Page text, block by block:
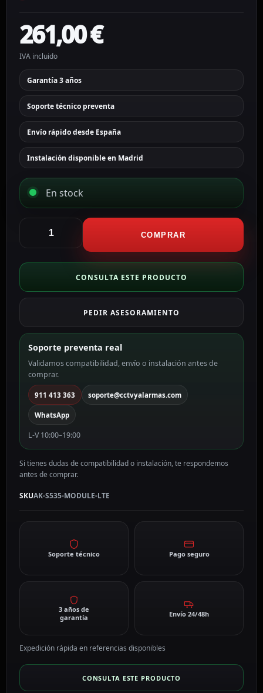
261,00€
IVA incluido
Garantía 3 años
Soporte técnico preventa
Envío rápido desde España
Instalación disponible en Madrid
En stock
Módulo
para
videoportero
AK-
S535-
LTE
cantidad
COMPRAR
CONSULTA ESTE PRODUCTO
PEDIR ASESORAMIENTO
Soporte preventa real
Validamos compatibilidad, envío o instalación antes de
comprar.
911 413 363 soporte@cctvyalarmas.com
WhatsApp
L-V 10:00–19:00
Si tienes dudas de compatibilidad o instalación, te respondemos
antes de comprar.
SKUAK-S535-MODULE-LTE
Soporte técnico Pago seguro
3 años de
garantía
Envío 24/48h
Expedición rápida en referencias disponibles
CONSULTA ESTE PRODUCTO